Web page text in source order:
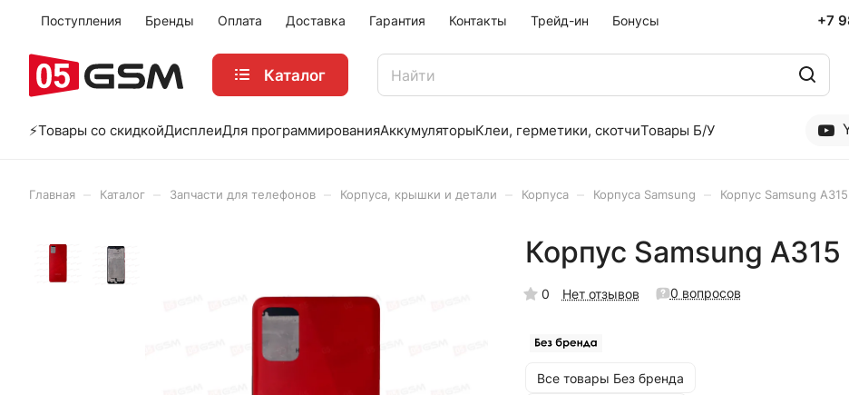
Поступления Бренды Оплата Доставка Гарантия Контакты Трейд-ин Бонусы +7
Каталог
⚡️Товары со скидкойДисплеиДля программированияАккумуляторыКлеи, герметики, скотчиТовары Б/У
Главная Каталог Запчасти для телефонов Корпуса, крышки и детали Корпуса Корпуса Samsung Корпус Samsung
Корпус Samsung
0 Нет отзывов 0 вопросов
Все товары Без бренда